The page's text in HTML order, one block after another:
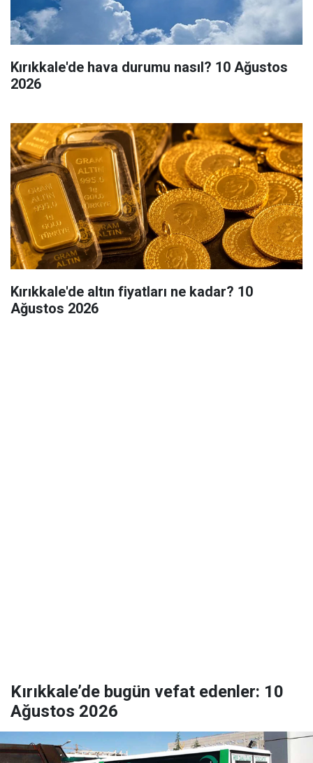
Kırıkkale'de hava durumu nasıl? 10 Ağustos
2026
Kırıkkale'de altın fiyatları ne kadar? 10
Ağustos 2026
Kırıkkale’de bugün vefat edenler: 10
Ağustos 2026